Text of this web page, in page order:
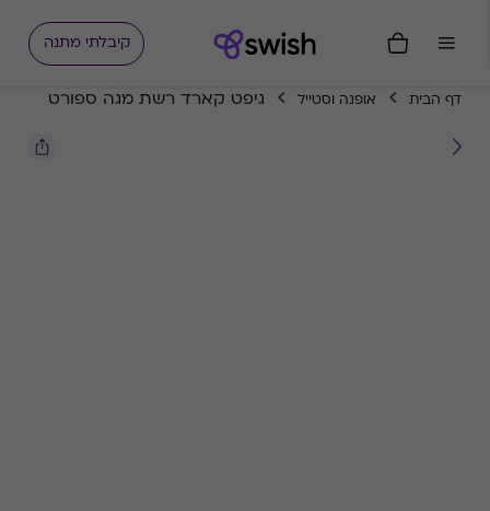
קיבלתי מתנה
דף הבית אופנה וסטייל גיפט קארד רשת מגה ספורט